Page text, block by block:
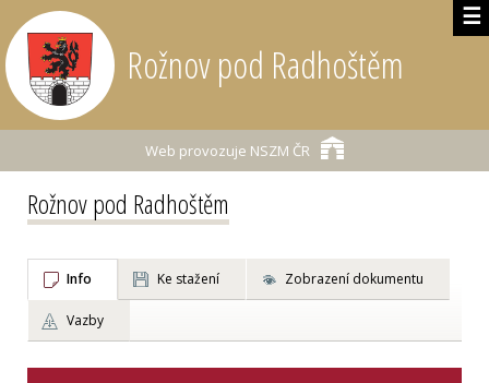
☰
Rožnov pod Radhoštěm
Web provozuje NSZM ČR
Rožnov pod Radhoštěm
Info Ke stažení Zobrazení dokumentu
Vazby